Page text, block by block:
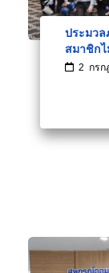
ประมว
สมาชิกไ
2 กรก